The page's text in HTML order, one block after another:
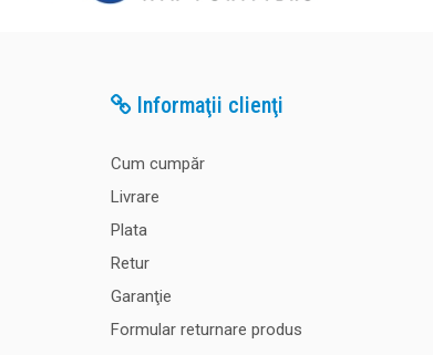
Informaţii clienţi
Cum cumpăr
Livrare
Plata
Retur
Garanţie
Formular returnare produs